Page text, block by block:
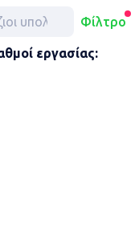
Φίλτρο
εργασίας: